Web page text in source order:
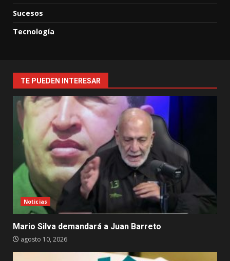
Sucesos
Tecnología
TE PUEDEN INTERESAR
Noticias
Mario Silva demandará a Juan Barreto
agosto 10, 2026